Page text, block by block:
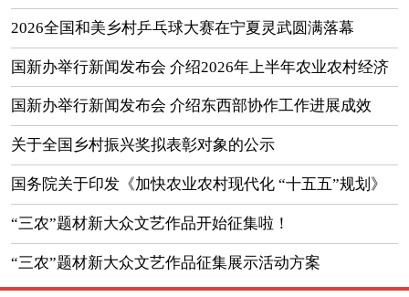
2026全国和美乡村乒乓球大赛在宁夏灵武圆满落幕
国新办举行新闻发布会 介绍2026年上半年农业农村经济
运行情况
国新办举行新闻发布会 介绍东西部协作工作进展成效
（实录）
关于全国乡村振兴奖拟表彰对象的公示
国务院关于印发《加快农业农村现代化 “十五五”规划》
的通知
“三农”题材新大众文艺作品开始征集啦！
“三农”题材新大众文艺作品征集展示活动方案